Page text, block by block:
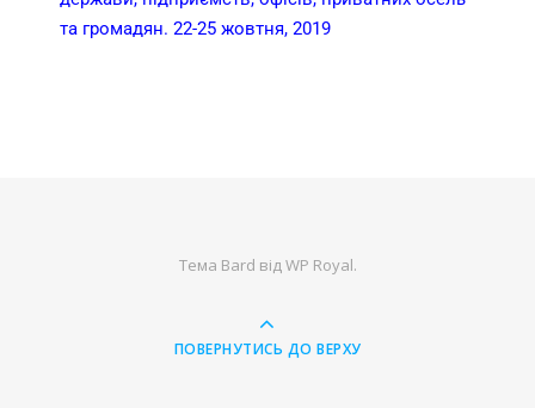
Тема Bard відWP Royal.
ПОВЕРНУТИСЬ ДО ВЕРХУ